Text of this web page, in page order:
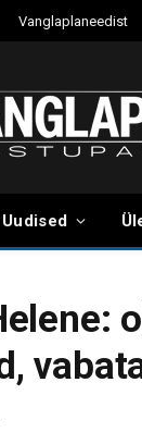
Vanglaplaneedist
Uudised